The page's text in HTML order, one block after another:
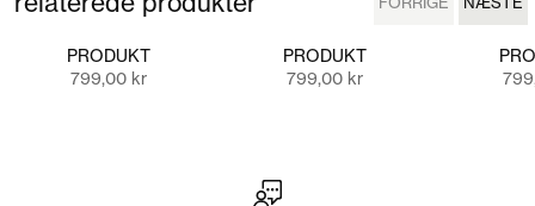
PRODUKT
Salgspris
799,00 kr
PRODUKT
Salgspris
799,00 kr